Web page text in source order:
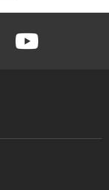
youtube